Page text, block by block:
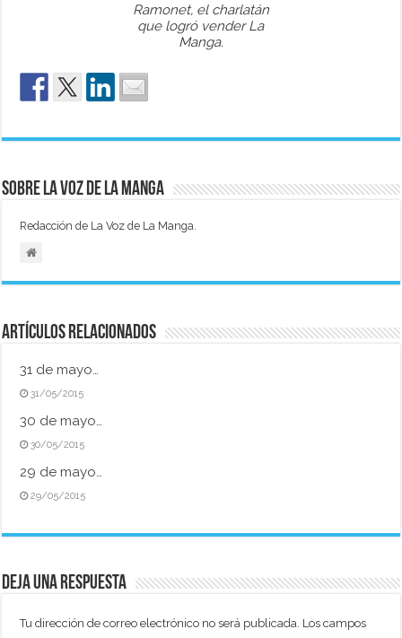
Ramonet, el charlatán
que logró vender La
Manga.
Sobre La Voz de La Manga
Redacción de La Voz de La Manga.
Artículos relacionados
31 de mayo…
31/05/2015
30 de mayo…
30/05/2015
29 de mayo…
29/05/2015
Deja una respuesta
Tu dirección de correo electrónico no será publicada. Los campos